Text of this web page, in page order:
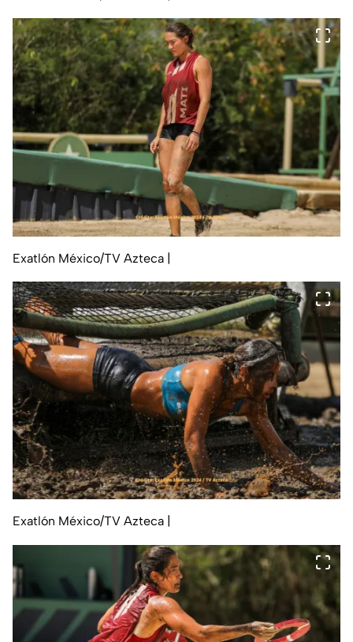
Exatlón México/TV Azteca |
Exatlón México/TV Azteca